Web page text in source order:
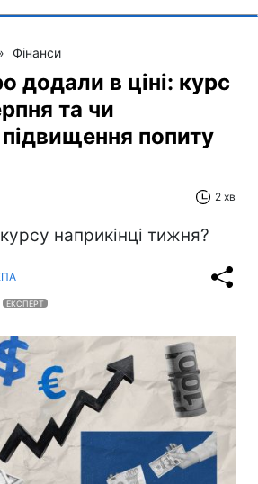
Фінанси
додали в ціні: курс
та чи
підвищення попиту
2 хв
наприкінці тижня?
ЕКСПЕРТ